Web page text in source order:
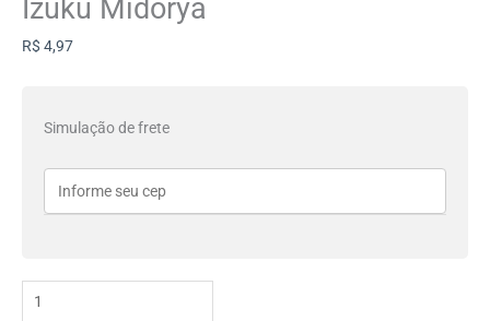
Izuku Midorya
R$ 4,97
Simulação de frete